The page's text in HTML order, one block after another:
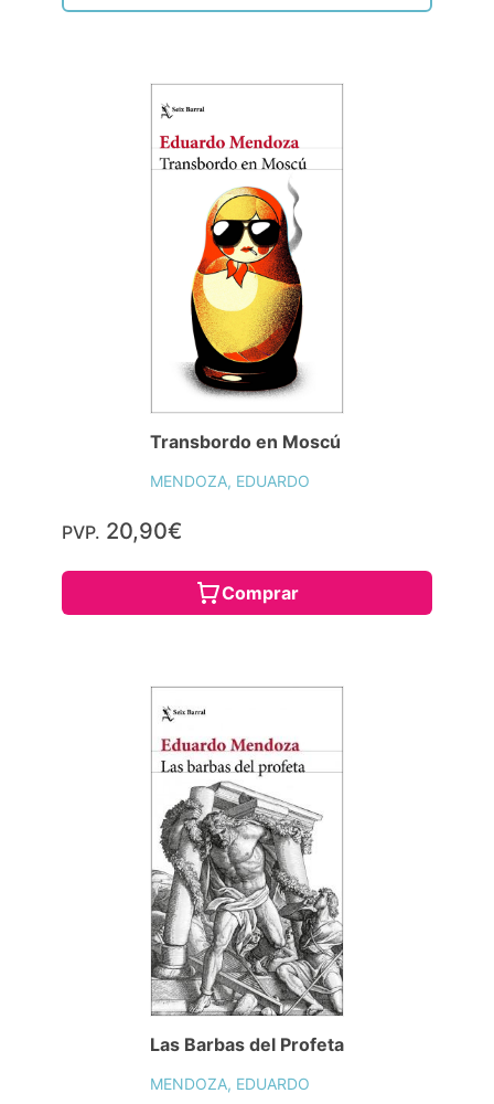
Transbordo en Moscú
MENDOZA, EDUARDO
PVP. 20,90€
Comprar
Las Barbas del Profeta
MENDOZA, EDUARDO